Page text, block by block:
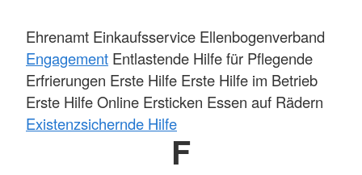
Ehrenamt Einkaufsservice Ellenbogenverband
Engagement Entlastende Hilfe für Pflegende
Erfrierungen Erste Hilfe Erste Hilfe im Betrieb
Erste Hilfe Online Ersticken Essen auf Rädern
Existenzsichernde Hilfe
F